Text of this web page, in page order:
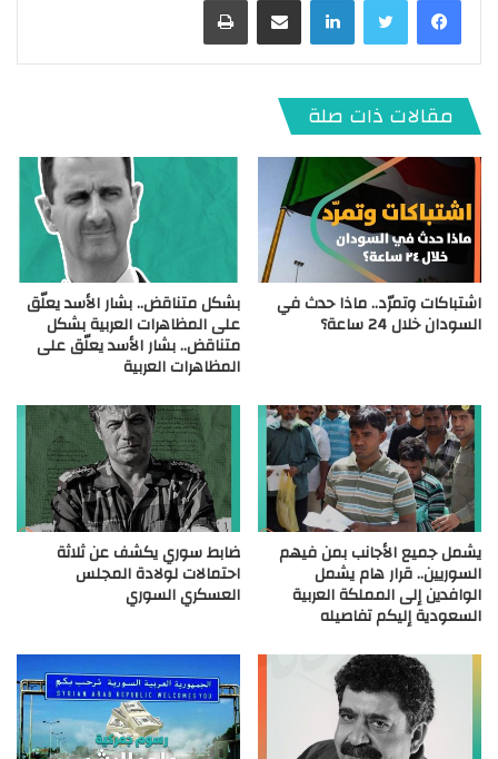
مقالات ذات صلة
اشتباكات وتمرّد.. ماذا حدث في
السودان خلال 24 ساعة؟
بشكل متناقض.. بشار الأسد يعلّق
على المظاهرات العربية بشكل
متناقض.. بشار الأسد يعلّق على
المظاهرات العربية
يشمل جميع الأجانب بمن فيهم
السوريين.. قرار هام يشمل
الوافدين إلى المملكة العربية
السعودية إليكم تفاصيله
ضابط سوري يكشف عن ثلاثة
احتمالات لولادة المجلس
العسكري السوري